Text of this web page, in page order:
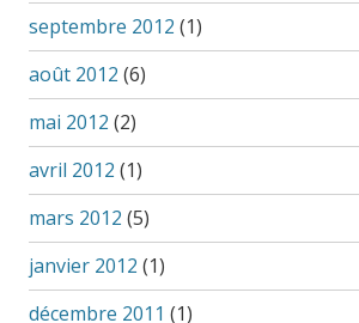
septembre 2012 (1)
août 2012 (6)
mai 2012 (2)
avril 2012 (1)
mars 2012 (5)
janvier 2012 (1)
décembre 2011 (1)